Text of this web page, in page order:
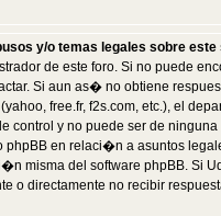
y/o temas legales sobre este
de este foro. Si no puede
Si aun as� no obtiene
free.fr, f2s.com, etc.), el
control y no puede ser de
en relaci�n a asuntos
misma del software phpBB. Si
o directamente no recibir